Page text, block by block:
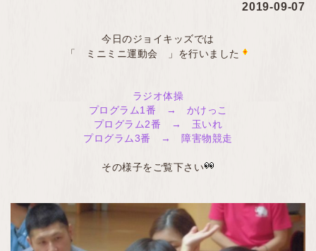
2019-09-07
今日のジョイキッズでは
「 ミニミニ運動会 」を行いました
ラジオ体操
プログラム1番 → かけっこ
プログラム2番 → 玉いれ
プログラム3番 → 障害物競走
その様子をご覧下さい